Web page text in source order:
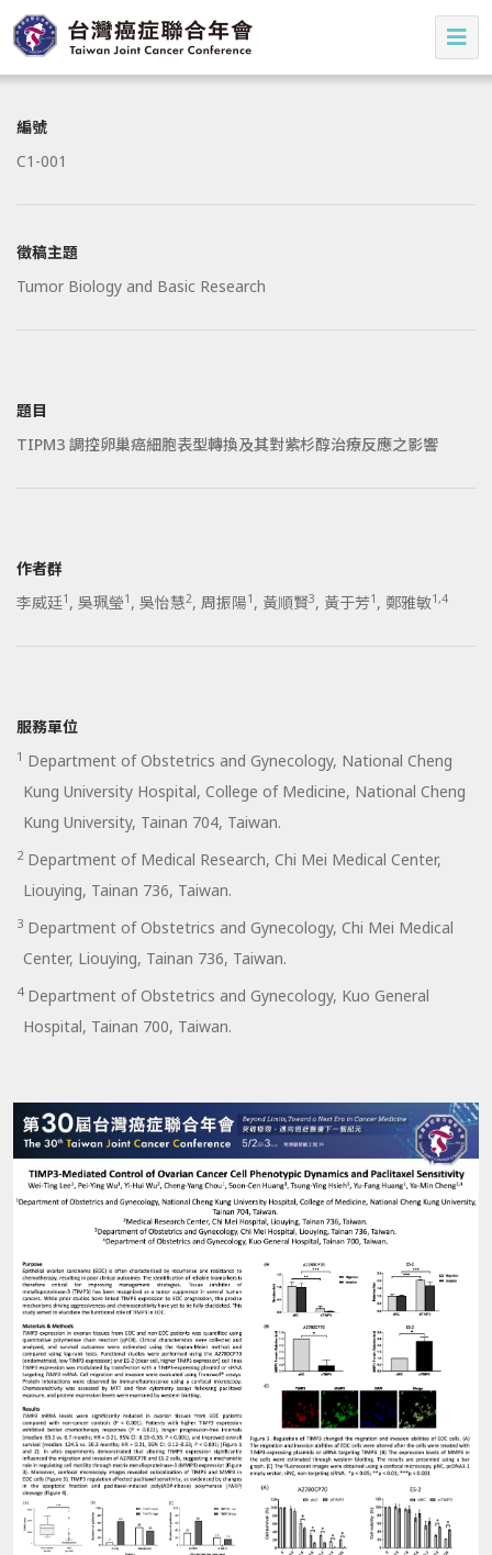
編號
C1-001
徵稿主題
Tumor Biology and Basic Research
題目
TIPM3 調控卵巢癌細胞表型轉換及其對紫杉醇治療反應之影響
作者群
李威廷1 , 吳珮瑩1 , 吳怡慧2, 周振陽1 , 黃順賢3, 黃于芳1 , 鄭雅敏1,4
服務單位
1 Department of Obstetrics and Gynecology, National Cheng
Kung University Hospital, College of Medicine, National Cheng
Kung University, Tainan 704, Taiwan.
2Department of Medical Research, Chi Mei Medical Center,
Liouying, Tainan 736, Taiwan.
3 Department of Obstetrics and Gynecology, Chi Mei Medical
Center, Liouying, Tainan 736, Taiwan.
4Department of Obstetrics and Gynecology, Kuo General
Hospital, Tainan 700, Taiwan.